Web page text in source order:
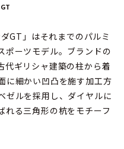
GT」はそれまでのパルミ
ポーツモデル。ブランドの
代ギリシャ建築の柱から着
に細かい凹凸を施す加工方
ゼルを採用し、ダイヤルに
れる三角形の杭をモチーフ